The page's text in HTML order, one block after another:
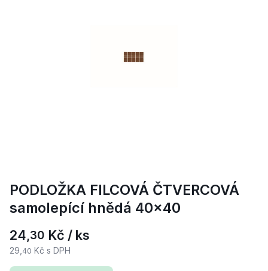
PODLOŽKA FILCOVÁ ČTVERCOVÁ
samolepící hnědá 40x40
24,30 Kč / ks
29, 40 Kč s DPH